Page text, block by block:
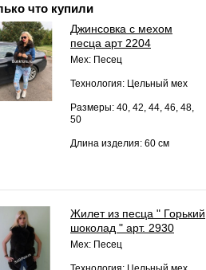
что купили
Джинсовка с мехом
песца арт 2204
Мех: Песец
Технология: Цельный мех
Размеры: 40, 42, 44, 46, 48,
50
Длина изделия: 60 см
Жилет из песца " Горький
шоколад " арт. 2930
Мех: Песец